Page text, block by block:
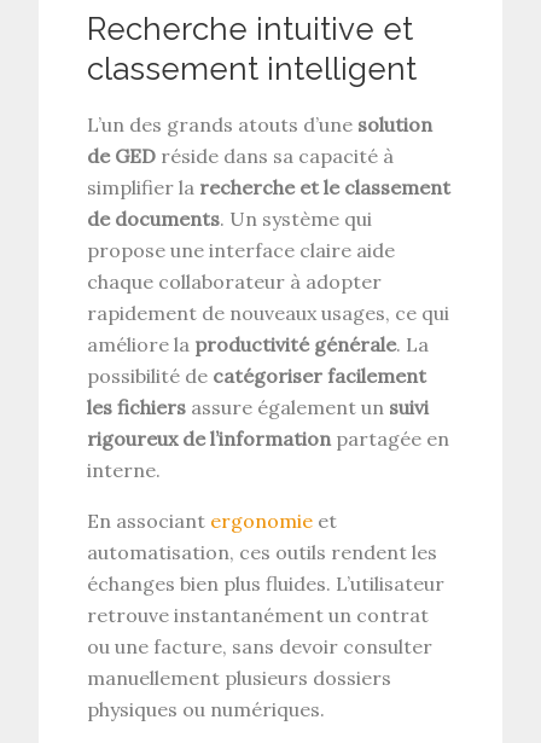
Recherche intuitive et
classement intelligent
L’un des grands atouts d’une solution
de GED réside dans sa capacité à
simplifier la recherche et le classement
de documents. Un système qui
propose une interface claire aide
chaque collaborateur à adopter
rapidement de nouveaux usages, ce qui
améliore la productivité générale. La
possibilité de catégoriser facilement
les fichiers assure également un suivi
rigoureux de l’information partagée en
interne.
En associant ergonomie et
automatisation, ces outils rendent les
échanges bien plus fluides. L’utilisateur
retrouve instantanément un contrat
ou une facture, sans devoir consulter
manuellement plusieurs dossiers
physiques ou numériques.